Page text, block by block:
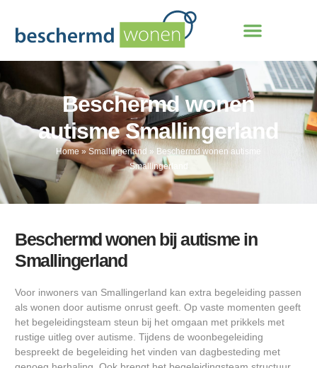
Beschermd wonen
autisme Smallingerland
Home»Smallingerland » Beschermd wonen autisme
Smallingerland
Beschermd wonen bij autisme in
Smallingerland
Voor inwoners van Smallingerland kan extra begeleiding passen
als wonen door autisme onrust geeft. Op vaste momenten geeft
het begeleidingsteam steun bij het omgaan met prikkels met
rustige uitleg over autisme. Tijdens de woonbegeleiding
bespreekt de begeleiding het vinden van dagbesteding met